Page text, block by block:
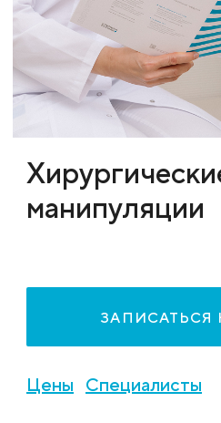
манипуляции
ЗАПИСАТЬСЯ
Цены Специалисты